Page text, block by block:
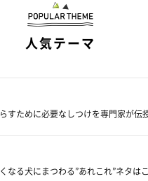
人気テーマ
すために必要なしつけを専門家が伝
なる犬にまつわる”あれこれ”ネタは